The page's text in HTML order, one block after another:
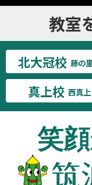
教室
北大冠校 藤の
真上校 西真上
笑